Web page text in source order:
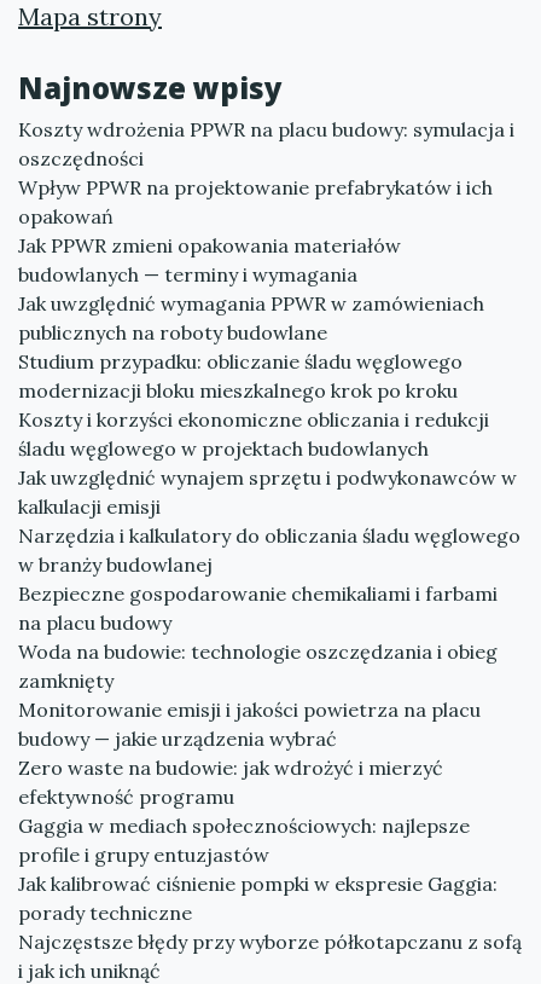
Mapa strony
Najnowsze wpisy
Koszty wdrożenia PPWR na placu budowy: symulacja i
oszczędności
Wpływ PPWR na projektowanie prefabrykatów i ich
opakowań
Jak PPWR zmieni opakowania materiałów
budowlanych — terminy i wymagania
Jak uwzględnić wymagania PPWR w zamówieniach
publicznych na roboty budowlane
Studium przypadku: obliczanie śladu węglowego
modernizacji bloku mieszkalnego krok po kroku
Koszty i korzyści ekonomiczne obliczania i redukcji
śladu węglowego w projektach budowlanych
Jak uwzględnić wynajem sprzętu i podwykonawców w
kalkulacji emisji
Narzędzia i kalkulatory do obliczania śladu węglowego
w branży budowlanej
Bezpieczne gospodarowanie chemikaliami i farbami
na placu budowy
Woda na budowie: technologie oszczędzania i obieg
zamknięty
Monitorowanie emisji i jakości powietrza na placu
budowy — jakie urządzenia wybrać
Zero waste na budowie: jak wdrożyć i mierzyć
efektywność programu
Gaggia w mediach społecznościowych: najlepsze
profile i grupy entuzjastów
Jak kalibrować ciśnienie pompki w ekspresie Gaggia:
porady techniczne
Najczęstsze błędy przy wyborze półkotapczanu z sofą
i jak ich uniknąć